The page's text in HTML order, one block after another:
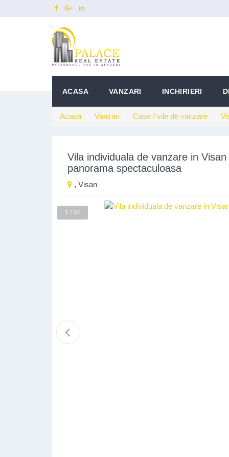
ACASA VANZARI INCHIRIERI
Acasa Vanzari Case / vile de vanzare
Vila individuala de vanzare in
panorama spectaculoasa
, Visan
1 / 34